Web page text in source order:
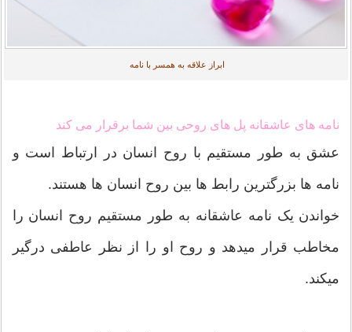
ابراز علاقه به همسر با نامه
نامه های عاشقانه پل های روحی بین شما برقرار می کند
عشق به طور مستقیم با روح انسان در ارتباط است و
نامه ها بزرگترین رابط ها بین روح انسان ها هستند.
خواندن یک نامه عاشقانه به طور مستقیم روح انسان را
مخاطب قرار میدهد و روح او را از نظر عاطفی درگیر
میکند.